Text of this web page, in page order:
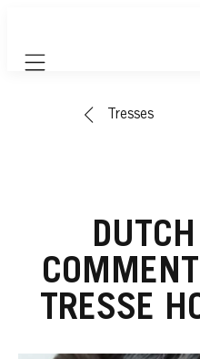
Mobile navigation
Tresses
TRESSE